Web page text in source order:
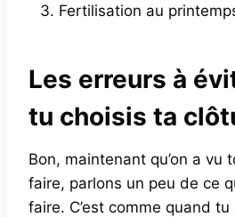
Fertilisation au
Les erreurs à
tu choisis ta
Bon, maintenant qu’on a vu
faire, parlons un peu de ce
faire. C’est comme quand